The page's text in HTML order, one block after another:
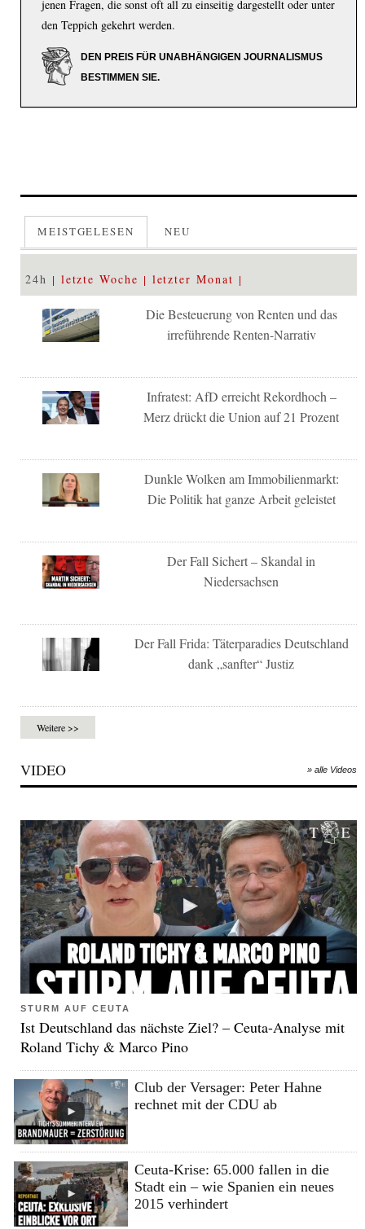
jenen Fragen, die sonst oft all zu einseitig dargestellt oder unter
den Teppich gekehrt werden.
DEN PREIS FÜR UNABHÄNGIGEN JOURNALISMUS
BESTIMMEN SIE.
MEISTGELESEN NEU
24h letzte Woche letzter Monat
Die Besteuerung von Renten und das
irreführende Renten-Narrativ
Infratest: AfD erreicht Rekordhoch –
Merz drückt die Union auf 21 Prozent
Dunkle Wolken am Immobilienmarkt:
Die Politik hat ganze Arbeit geleistet
Der Fall Sichert – Skandal in
Niedersachsen
Der Fall Frida: Täterparadies Deutschland
dank „sanfter“ Justiz
Weitere >>
VIDEO » alle Videos
STURM AUF CEUTA
Ist Deutschland das nächste Ziel? – Ceuta-Analyse mit
Roland Tichy & Marco Pino
Club der Versager: Peter Hahne
rechnet mit der CDU ab
Ceuta-Krise: 65.000 fallen in die
Stadt ein – wie Spanien ein neues
2015 verhindert